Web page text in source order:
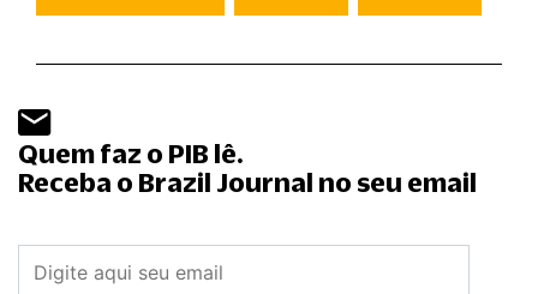
Quem faz o PIB lê.
Receba o Brazil Journal no seu email